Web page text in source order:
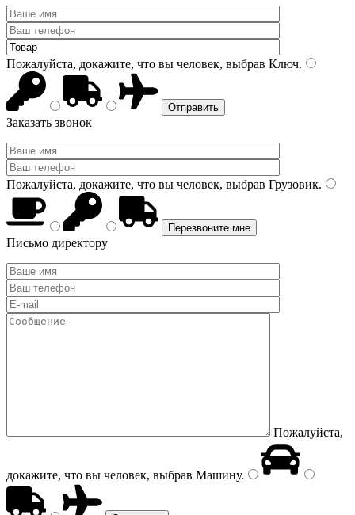
Пожалуйста, докажите, что вы человек, выбрав Ключ.
Заказать звонок
Пожалуйста, докажите, что вы человек, выбрав Грузовик.
Письмо директору
Пожалуйста,
докажите, что вы человек, выбрав Машину.